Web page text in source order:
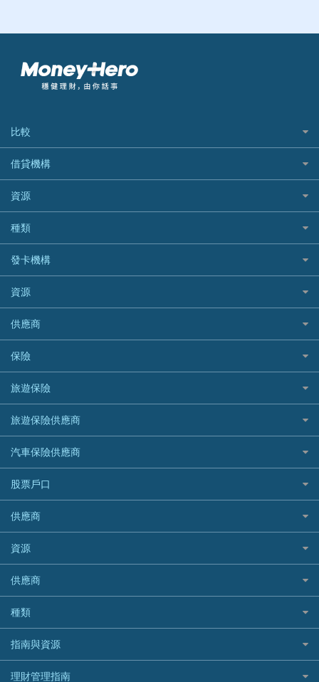
比較
私人貸款比較
稅季/稅務貸款
網上貸款
結餘轉戶(清卡數貸款)
銀行貸款
財務公司貸款
免入息貸款
免TU貸款
急借錢
緊急貸款比較
最佳小額貸款比較
易批必批貸款
24小時貸款
最佳循環貸款
借貸機構
BEA 東亞銀行
BOC 中國銀行
Cashing Pro 優尚信貸
CCB(Asia) 中國建設銀行 (亞洲)
Citibank 花旗銀行
CNCBI 信銀國際
CreFIT 維信
DBS 星展銀行
DSB 大新銀行
HSBC 滙豐銀行貸款
K Cash 貸款
Mox 銀行
National Resources 中潤物業按揭
OCBC 華僑銀行
PrimeCredit 安信信貸
Promise 邦民日本財務
Rabbit Credit月兔信貸
Standard Chartered 渣打銀行
UA 亞洲聯合財務
WeLab Bank
WeLend 貸款
資源
如何申請個人貸款
如何管理個人貸款
個人貸款有用資訊
清卡數貸款教學
循環貸款教學
個人化貸款產品推介 🔥全新
債務重組一覽
供樓利息扣稅
最佳貸款app
種類
網購優惠
精選外幣網購信用卡
尊尚信用卡
公司信用卡
電子錢包信用卡
日本遊信用卡攻略
韓國遊信用卡攻略
台灣遊信用卡攻略
機場貴賓室信用卡
銀聯信用卡
高獎賞信用卡推薦
酒店信用卡
發卡機構
Citibank花旗銀行
AE美國運通
DBS星展銀行
HSBC滙豐銀行
Mox
信銀國際
大新銀行
恒生銀行
Standard Chartered渣打銀行
東亞銀行
SIM
Airwallex信用卡
資源
Black Friday優惠
淘寶付款方式
一田購物優惠日
SOGO感謝祭
HKTVmall優惠碼
交稅優惠
酒店優惠碼
機票優惠碼
供應商
八達通自動增值信用卡
保險
旅遊保險
汽車保險
家居保險
家傭保險
寵物保險
定期人壽保險
危疾保險
年金資訊
樓宇火險
旅遊保險
日本旅遊保險及資訊
泰國旅遊保險及資訊
台灣旅遊保險及資訊
韓國旅遊保險及資訊
歐洲旅遊保險及資訊
越南旅遊保險及資訊
澳洲旅遊保險及資訊
長者嘆世界
家庭親子遊
自駕遊比較
相機有得保
旅遊保險供應商
AXA 安盛
AIG 美亞
Allianz 安聯
Allied World 世聯
Avo
中國銀行
Bolttech 保特
Blue Cross 藍十字
中國平安
HSBC滙豐銀行
汽車保險供應商
大新汽車保險
中銀汽車保險
Allianz安聯汽車保險
bolttech保障汽車保險
Zurich蘇黎世汽車保險
QBE昆士蘭汽車保險
平安汽車保險
股票戶口
富途證券
IB盈透證券
老虎證券
uSMART 盈立證券
華盛証券
長橋證券
WeBull微牛證券
漲樂全球通｜華泰國際
OSL
供應商
富途牛牛好唔好？
Webull微牛證券好唔好？
Longbridge長橋證券好唔好？
老虎證券好唔好？
華盛証券好唔好？
漲樂全球通好唔好？
IB盈透證券好唔好？
資源
股票戶口開戶
證券行邊間好？
港股5隻高息ETF精選
什麼是ETF？
香港30大高息股排行
供應商
銀行戶口比較
尊尚銀行戶口
Citi Plus
中信銀行inMotion
種類
定期存款
港元定存
指南與資源
理財資訊
理財管理指南